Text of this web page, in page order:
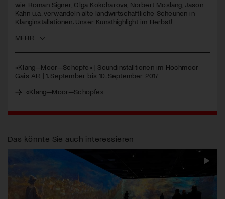
wie Roman Signer, Olga Kokcharova, Norbert Möslang, Jason
Kahn u.a. verwandeln alte landwirtschaftliche Scheunen in
Klanginstallationen. Unser Kunsthighlight im Herbst!
MEHR
«Klang—Moor—Schopfe» | Soundinstalltionen im Hochmoor
Gais AR | 1. September bis 10. September 2017
«Klang—Moor—Schopfe»
Das könnte Sie auch interessieren